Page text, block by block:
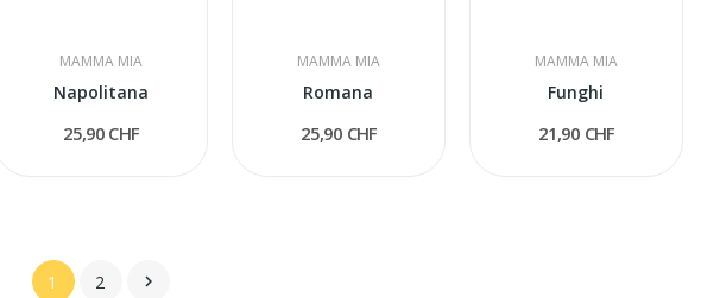
MAMMA MIA
Napolitana
25,90 CHF
MAMMA MIA
Romana
25,90 CHF
MAMMA MIA
Funghi
21,90 CHF
1 2 